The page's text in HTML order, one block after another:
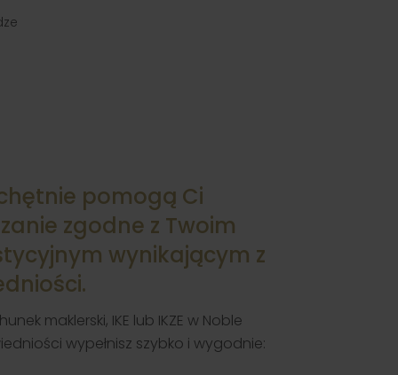
pomogą Ci
zgodne z Twoim
wynikającym z
maklerski, IKE lub IKZE w Noble
wypełnisz szybko i wygodnie: